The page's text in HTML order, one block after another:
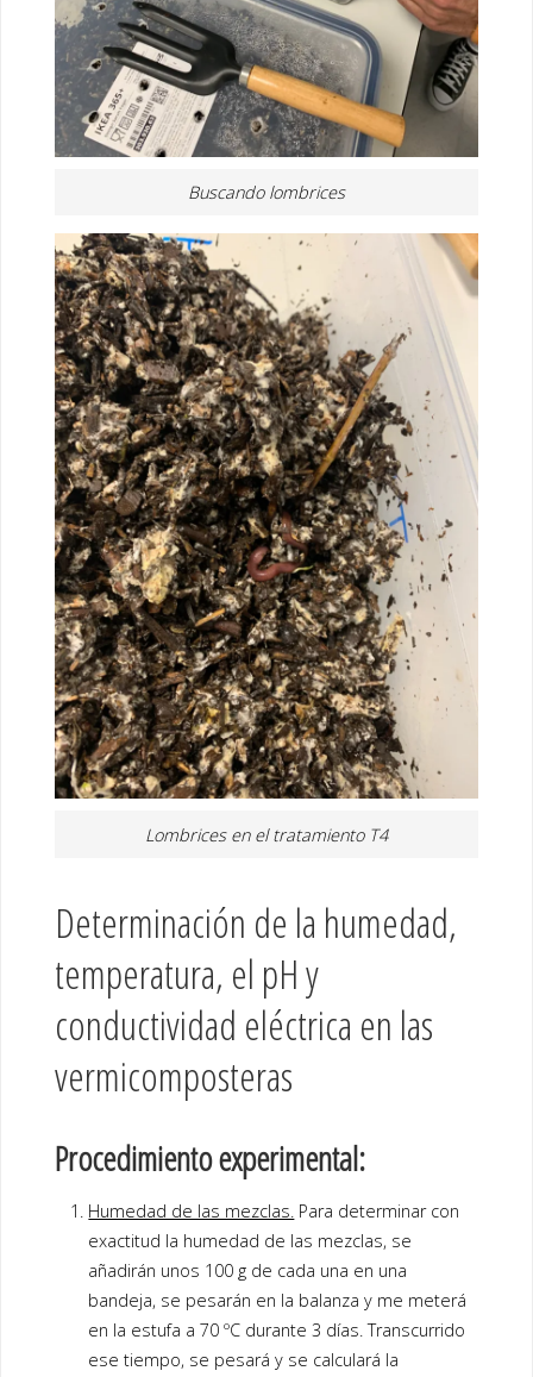
Buscando lombrices
Lombrices en el tratamiento T4
Determinación de la humedad,
temperatura, el pH y
conductividad eléctrica en las
vermicomposteras
Procedimiento experimental:
Humedad de las mezclas. Para determinar con
exactitud la humedad de las mezclas, se
añadirán unos 100 g de cada una en una
bandeja, se pesarán en la balanza y me meterá
en la estufa a 70 ºC durante 3 días. Transcurrido
ese tiempo, se pesará y se calculará la